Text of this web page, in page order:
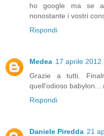
ho google ma se
nonostante i vostri
Rispondi
Medea 17 aprile 2012
Grazie a tutti.
quell'odioso babylon...
Rispondi
Daniele Piredda 21